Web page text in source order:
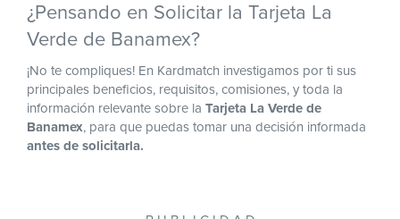
¿Pensando en Solicitar la Tarjeta La
Verde de Banamex?
¡No te compliques! En Kardmatch investigamos por ti sus
principales beneficios, requisitos, comisiones, y toda la
información relevante sobre la Tarjeta La Verde de
Banamex, para que puedas tomar una decisión informada
antes de solicitarla.